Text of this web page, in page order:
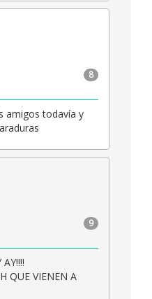
8
amigos todavía y
9
QUE VIENEN A